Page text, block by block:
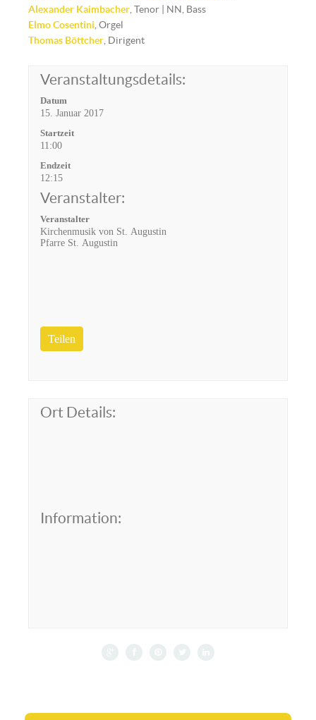
Alexander Kaimbacher , Tenor | NN, Bass
Elmo Cosentini , Orgel
Thomas Böttcher , Dirigent
Veranstaltungsdetails:
Datum
15. Januar 2017
Startzeit
11:00
Endzeit
12:15
Veranstalter:
Veranstalter
Kirchenmusik von St. Augustin
Pfarre St. Augustin
Teilen
Ort Details:
Information: